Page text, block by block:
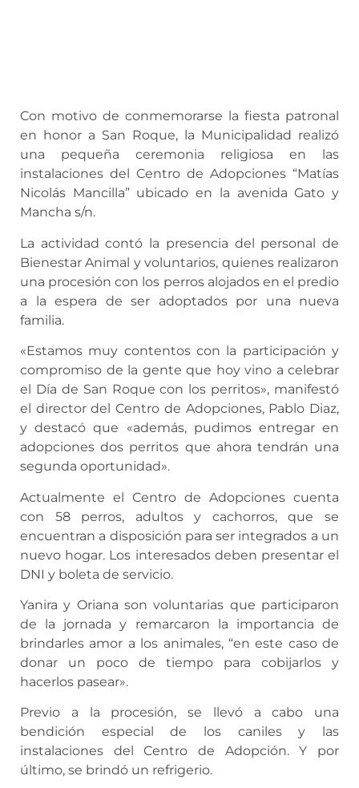
Con motivo de conmemorarse la fiesta patronal
en honor a San Roque, la Municipalidad realizó
una pequeña ceremonia religiosa en las
instalaciones del Centro de Adopciones “Matías
Nicolás Mancilla” ubicado en la avenida Gato y
Mancha s/n.
La actividad contó la presencia del personal de
Bienestar Animal y voluntarios, quienes realizaron
una procesión con los perros alojados en el predio
a la espera de ser adoptados por una nueva
familia.
«Estamos muy contentos con la participación y
compromiso de la gente que hoy vino a celebrar
el Día de San Roque con los perritos», manifestó
el director del Centro de Adopciones, Pablo Diaz,
y destacó que «además, pudimos entregar en
adopciones dos perritos que ahora tendrán una
segunda oportunidad».
Actualmente el Centro de Adopciones cuenta
con 58 perros, adultos y cachorros, que se
encuentran a disposición para ser integrados a un
nuevo hogar. Los interesados deben presentar el
DNI y boleta de servicio.
Yanira y Oriana son voluntarias que participaron
de la jornada y remarcaron la importancia de
brindarles amor a los animales, “en este caso de
donar un poco de tiempo para cobijarlos y
hacerlos pasear».
Previo a la procesión, se llevó a cabo una
bendición especial de los caniles y las
instalaciones del Centro de Adopción. Y por
último, se brindó un refrigerio.